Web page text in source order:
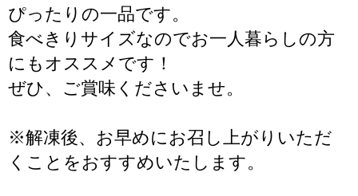
ぴったりの一品です。
食べきりサイズなのでお一人暮らしの方
にもオススメです！
ぜひ、ご賞味くださいませ。
※解凍後、お早めにお召し上がりいただ
くことをおすすめいたします。